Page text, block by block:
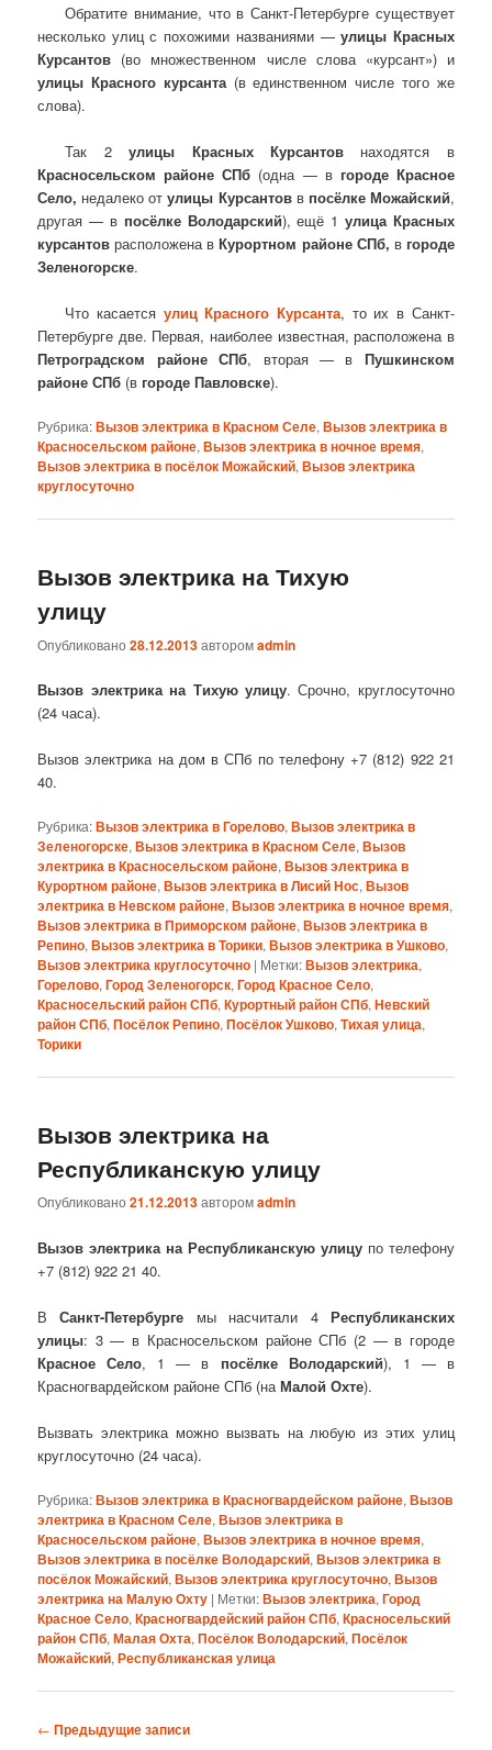
Обратите внимание, что в Санкт-Петербурге существует
несколько улиц с похожими названиями —улицы Красных
Курсантов (во множественном числе слова «курсант») и
улицы Красного курсанта(в единственном числе того же
слова).
Так 2улицы Красных Курсантовнаходятся в
Красносельском районе СПб (одна — вгороде Красное
Село, недалеко отулицы Курсантов в посёлке Можайский,
другая — в посёлке Володарский), ещё 1улица Красных
курсантов расположена вКурортном районе СПб, в городе
Зеленогорске.
Что касается улиц Красного Курсанта, то их в Санкт-
Петербурге две. Первая, наиболее известная, расположена в
Петроградском районе СПб, вторая — в Пушкинском
районе СПб (в городе Павловске).
Рубрика:Вызов электрика в Красном Селе,Вызов электрика в
Красносельском районе,Вызов электрика в ночное время,
Вызов электрика в посёлок Можайский,Вызов электрика
круглосуточно
Вызов электрика на Тихую
улицу
Опубликовано28.12.2013авторомadmin
Вызов электрика на Тихую улицу. Срочно, круглосуточно
(24 часа).
Вызов электрика на дом в СПб по телефону +7 (812) 922 21
40.
Рубрика:Вызов электрика в Горелово,Вызов электрика в
Зеленогорске,Вызов электрика в Красном Селе,Вызов
электрика в Красносельском районе,Вызов электрика в
Курортном районе,Вызов электрика в Лисий Нос,Вызов
электрика в Невском районе,Вызов электрика в ночное время,
Вызов электрика в Приморском районе,Вызов электрика в
Репино,Вызов электрика в Торики,Вызов электрика в Ушково,
Вызов электрика круглосуточно | Метки:Вызов электрика,
Горелово,Город Зеленогорск,Город Красное Село,
Красносельский район СПб,Курортный район СПб,Невский
район СПб,Посёлок Репино,Посёлок Ушково,Тихая улица,
Торики
Вызов электрика на
Республиканскую улицу
Опубликовано21.12.2013авторомadmin
Вызов электрика на Республиканскую улицупо телефону
+7 (812) 922 21 40.
ВСанкт-Петербурге мы насчитали 4 Республиканских
улицы: 3 — в Красносельском районе СПб (2 — в городе
Красное Село, 1 — в посёлке Володарский), 1 — в
Красногвардейском районе СПб (наМалой Охте).
Вызвать электрика можно вызвать на любую из этих улиц
круглосуточно (24 часа).
Рубрика:Вызов электрика в Красногвардейском районе,Вызов
электрика в Красном Селе,Вызов электрика в
Красносельском районе,Вызов электрика в ночное время,
Вызов электрика в посёлке Володарский,Вызов электрика в
посёлок Можайский,Вызов электрика круглосуточно,Вызов
электрика на Малую Охту | Метки:Вызов электрика,Город
Красное Село,Красногвардейский район СПб,Красносельский
район СПб,Малая Охта,Посёлок Володарский,Посёлок
Можайский,Республиканская улица
Навигация
← Предыдущие записи